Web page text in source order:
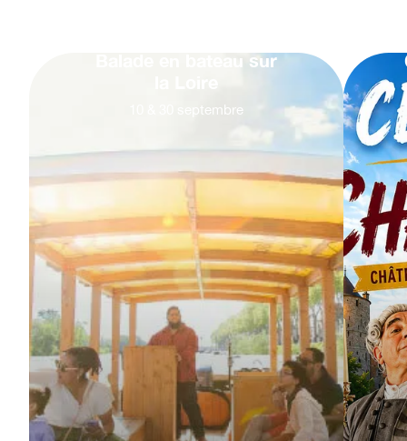
Balade en bateau sur
septembre